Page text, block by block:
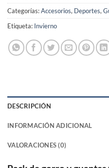
Categorías:Accesorios, Deportes,
Etiqueta: Invierno
DESCRIPCIÓN
INFORMACIÓN ADICIONAL
VALORACIONES (0)